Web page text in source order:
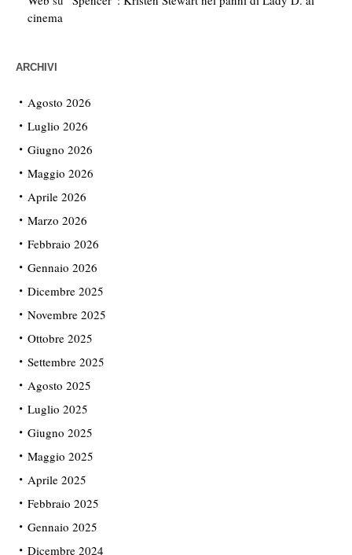
cinema
ARCHIVI
Agosto 2026
Luglio 2026
Giugno 2026
Maggio 2026
Aprile 2026
Marzo 2026
Febbraio 2026
Gennaio 2026
Dicembre 2025
Novembre 2025
Ottobre 2025
Settembre 2025
Agosto 2025
Luglio 2025
Giugno 2025
Maggio 2025
Aprile 2025
Febbraio 2025
Gennaio 2025
Dicembre 2024